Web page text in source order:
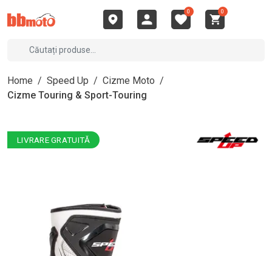
0 0
Home / Speed Up / Cizme Moto /
Cizme Touring & Sport-Touring
LIVRARE GRATUITĂ